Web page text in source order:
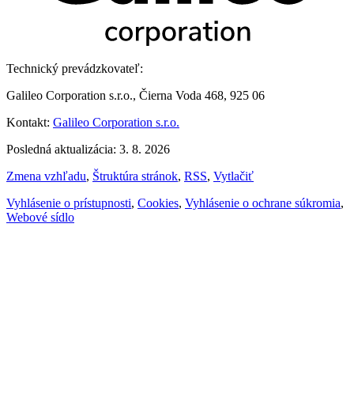
Technický prevádzkovateľ:
Galileo Corporation s.r.o., Čierna Voda 468, 925 06
Kontakt: Galileo Corporation s.r.o.
Posledná aktualizácia: 3. 8. 2026
Zmena vzhľadu, Štruktúra stránok, RSS, Vytlačiť
Vyhlásenie o prístupnosti, Cookies, Vyhlásenie o ochrane súkromia,
Webové sídlo